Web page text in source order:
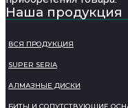
Наша продукция
ВСЯ ПРОДУКЦИЯ
SUPER SERIA
АЛМАЗНЫЕ ДИСКИ